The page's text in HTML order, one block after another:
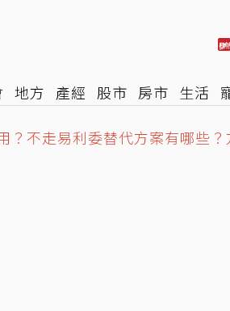
地方 產經 股市 房市 生活
？不走易利委替代方案有哪些
籲別出征 沈伯洋：店家的牆不